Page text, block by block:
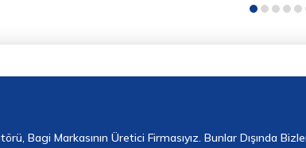
Bagi Markasının Üretici Firmasıyız. Bunlar Dışında